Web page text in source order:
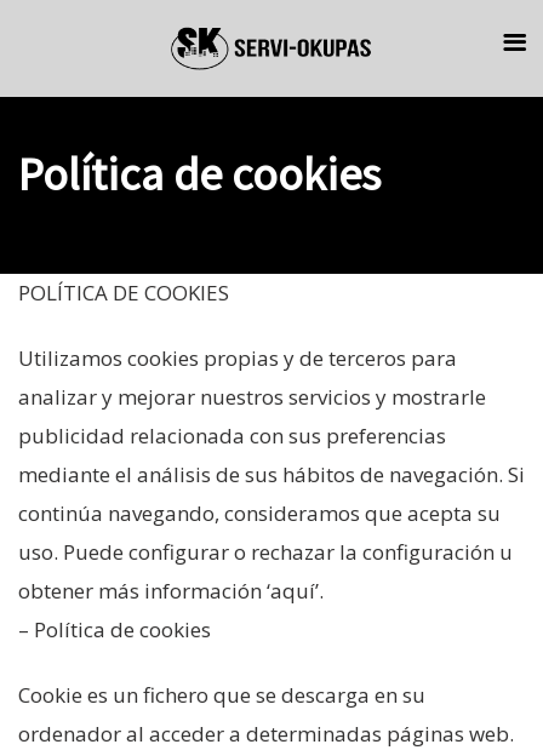
primary
SkipPolítica de cookies
POLÍTICA DE COOKIES
Utilizamos cookies propias y de terceros para
analizar y mejorar nuestros servicios y mostrarle
publicidad relacionada con sus preferencias
mediante el análisis de sus hábitos de navegación. Si
continúa navegando, consideramos que acepta su
uso. Puede configurar o rechazar la configuración u
obtener más información ‘aquí’.
– Política de cookies
Cookie es un fichero que se descarga en su
ordenador al acceder a determinadas páginas web.